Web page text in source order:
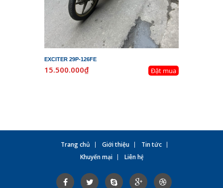
EXCITER 29P-126FE
15.500.000₫ Đặt mua
Trang chủ Giới thiệu
Tin tức
Khuyến mại
Liên hệ